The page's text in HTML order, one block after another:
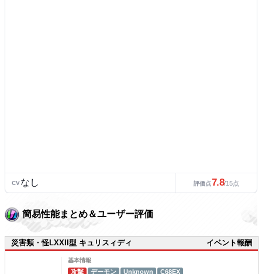
CVなし 評価点7.8/15点
簡易性能まとめ＆ユーザー評価
災害類・怪LXXII型 キュリスィディ イベント報酬
基本情報
攻撃 デーモン Unknown C68EX